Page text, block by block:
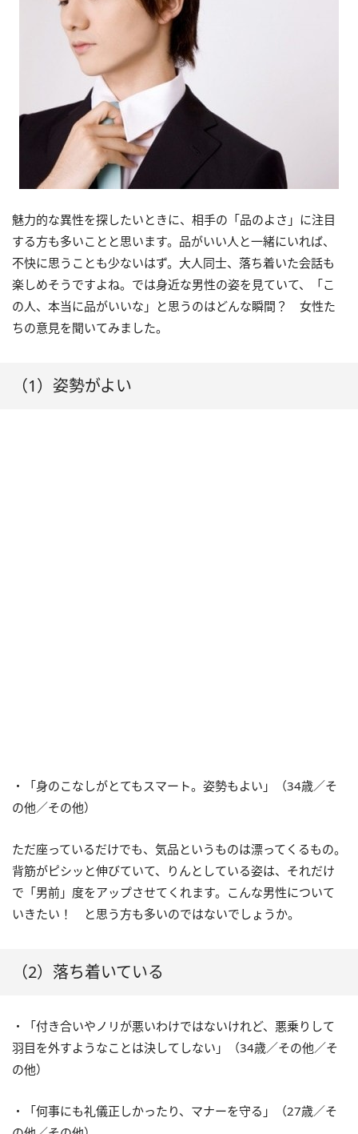
魅力的な異性を探したいときに、相手の「品のよさ」に注目
する方も多いことと思います。品がいい人と一緒にいれば、
不快に思うことも少ないはず。大人同士、落ち着いた会話も
楽しめそうですよね。では身近な男性の姿を見ていて、「こ
の人、本当に品がいいな」と思うのはどんな瞬間？ 女性た
ちの意見を聞いてみました。
（1）姿勢がよい
・「身のこなしがとてもスマート。姿勢もよい」（34歳／そ
の他／その他）
ただ座っているだけでも、気品というものは漂ってくるもの。
背筋がピシッと伸びていて、りんとしている姿は、それだけ
で「男前」度をアップさせてくれます。こんな男性について
いきたい！ と思う方も多いのではないでしょうか。
（2）落ち着いている
・「付き合いやノリが悪いわけではないけれど、悪乗りして
羽目を外すようなことは決してしない」（34歳／その他／そ
の他）
・「何事にも礼儀正しかったり、マナーを守る」（27歳／そ